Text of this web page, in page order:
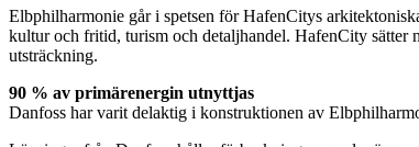
Elbphilharmonie går i spetsen för HafenCitys
kultur och fritid, turism och detaljhandel. HafenCity sätter
utsträckning.
90 % av primärenergin utnyttjas
Danfoss har varit delaktig i konstruktionen av